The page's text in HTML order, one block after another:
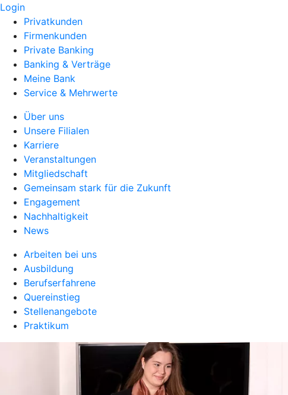
Login
Privatkunden
Firmenkunden
Private Banking
Banking & Verträge
Meine Bank
Service & Mehrwerte
Über uns
Unsere Filialen
Karriere
Veranstaltungen
Mitgliedschaft
Gemeinsam stark für die Zukunft
Engagement
Nachhaltigkeit
News
Arbeiten bei uns
Ausbildung
Berufserfahrene
Quereinstieg
Stellenangebote
Praktikum